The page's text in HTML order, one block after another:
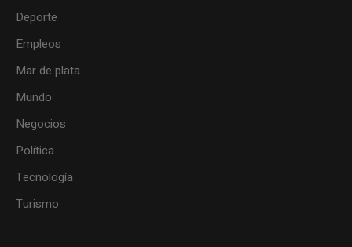
Deporte
Empleos
Mar de plata
Mundo
Negocios
Política
Tecnología
Turismo